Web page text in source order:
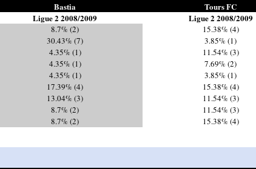
Bastia
Tours FC
Ligue 2 2008/2009
Ligue 2 2008/2009
8.7% (2) 15.38% (4)
30.43% (7) 3.85% (1)
4.35% (1) 11.54% (3)
4.35% (1) 7.69% (2)
4.35% (1) 3.85% (1)
17.39% (4) 15.38% (4)
13.04% (3) 11.54% (3)
8.7% (2) 11.54% (3)
8.7% (2) 15.38% (4)